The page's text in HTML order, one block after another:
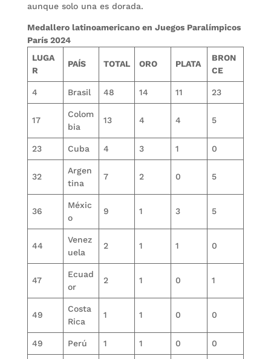
aunque solo una es dorada.
Medallero latinoamericano en Juegos Paralímpicos
París 2024
LUGA
R
PAÍS TOTAL ORO PLATA
BRON
CE
4 Brasil 48 14 11 23
17
Colom
bia
13 4 4 5
23 Cuba 4 3 1 0
32
Argen
tina
7 2 0 5
36
Méxic
o
9 1 3 5
44
Venez
uela
2 1 1 0
47
Ecuad
or
2 1 0 1
49
Costa
Rica
1 1 0 0
49 Perú 1 1 0 0